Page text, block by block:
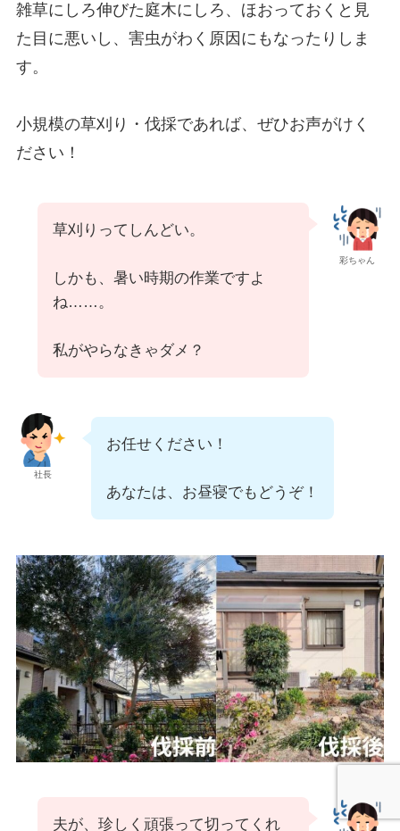
雑草にしろ伸びた庭木にしろ、ほおっておくと見
た目に悪いし、害虫がわく原因にもなったりしま
す。
小規模の草刈り・伐採であれば、ぜひお声がけく
ださい！
彩ちゃん
草刈りってしんどい。
しかも、暑い時期の作業ですよ
ね……。
私がやらなきゃダメ？
社長
お任せください！
あなたは、お昼寝でもどうぞ！
夫が、珍しく頑張って切ってくれ